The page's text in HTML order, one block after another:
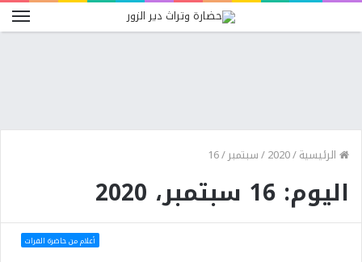
الرئيسية/
2020
/سبتمبر/
16
اليوم: 16 سبتمبر، 2020
أعلام من حاضرة الفرات